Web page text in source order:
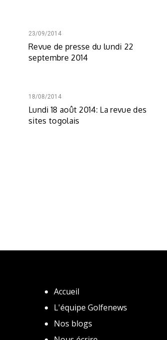
23/09/2014
Revue de presse du lundi 22
septembre 2014
18/08/2014
Lundi 18 août 2014: La revue des
sites togolais
Accueil
L'équipe Golfenews
Nos blogs